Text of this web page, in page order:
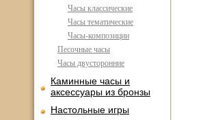
Часы классические
Часы тематические
Часы-композиции
Песочные часы
Часы двусторонние
Каминные часы и
аксессуары из бронзы
Настольные игры